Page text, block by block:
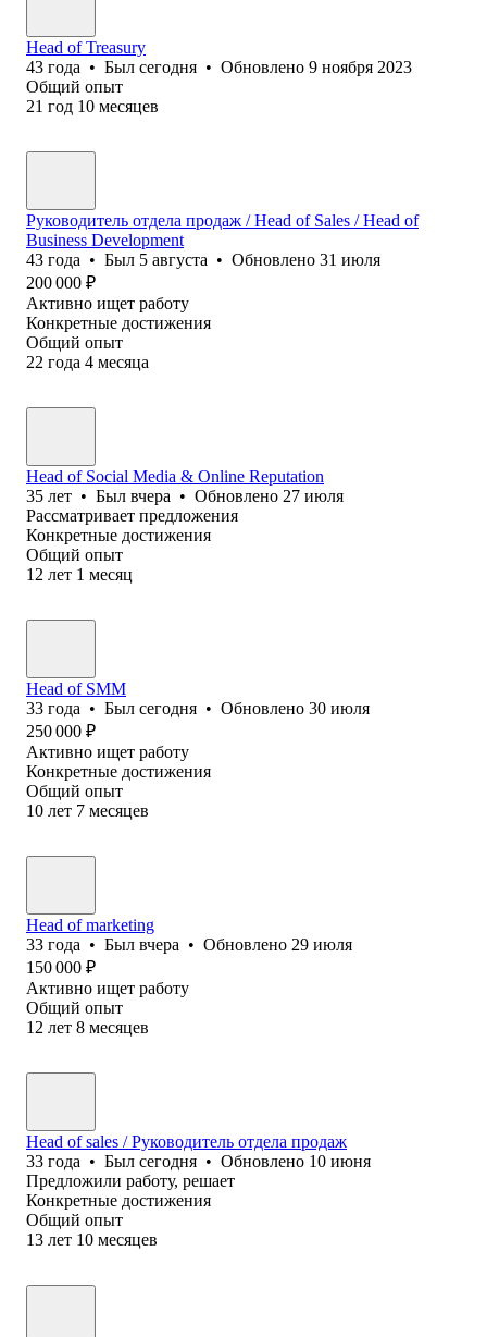
Head of Treasury
43 года • Был сегодня • Обновлено 9 ноября 2023
Общий опыт
21 год 10 месяцев
Руководитель отдела продаж / Head of Sales / Head of
Business Development
43 года • Был 5 августа • Обновлено 31 июля
200 000 ₽
Активно ищет работу
Конкретные достижения
Общий опыт
22 года 4 месяца
Head of Social Media & Online Reputation
35 лет • Был вчера • Обновлено 27 июля
Рассматривает предложения
Конкретные достижения
Общий опыт
12 лет 1 месяц
Head of SMM
33 года • Был сегодня • Обновлено 30 июля
250 000 ₽
Активно ищет работу
Конкретные достижения
Общий опыт
10 лет 7 месяцев
Head of marketing
33 года • Был вчера • Обновлено 29 июля
150 000 ₽
Активно ищет работу
Общий опыт
12 лет 8 месяцев
Head of sales / Руководитель отдела продаж
33 года • Был сегодня • Обновлено 10 июня
Предложили работу, решает
Конкретные достижения
Общий опыт
13 лет 10 месяцев